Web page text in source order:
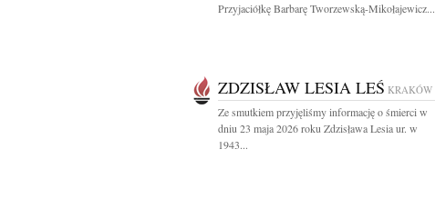
Przyjaciółkę Barbarę Tworzewską-Mikołajewicz...
ZDZISŁAW LESIA LEŚ KRAKÓW
Ze smutkiem przyjęliśmy informację o śmierci w
dniu 23 maja 2026 roku Zdzisława Lesia ur. w
1943...